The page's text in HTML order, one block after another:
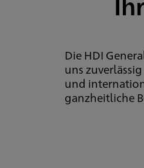
Die HDI
uns
und
ganzheitliche